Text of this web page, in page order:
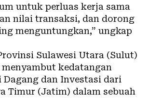
untuk perluas kerja sama
nilai transaksi, dan dorong
menguntungkan,” ungkap
Sulawesi Utara (Sulut)
menyambut kedatangan
Dagang dan Investasi dari
Timur (Jatim) dalam sebuah